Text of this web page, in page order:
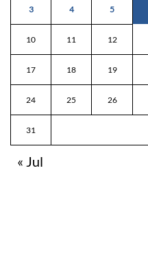
3 4 5
10 11 12
17 18 19
24 25 26
31
« Jul